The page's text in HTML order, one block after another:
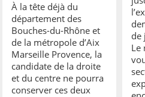
de
Le
À la tête déjà du
département des
Bouches-du-Rhône et
de la métropole d’Aix
Marseille Provence, la
candidate de la droite
et du centre ne pourra
conserver ces deux